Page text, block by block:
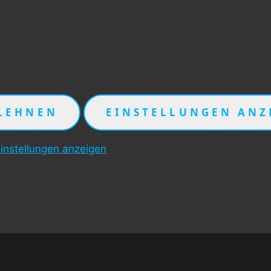
EINSTELLUNGEN
anzeigen